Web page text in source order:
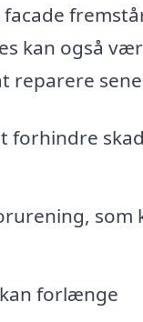
kan også
reparere
forhindre
som
forlænge